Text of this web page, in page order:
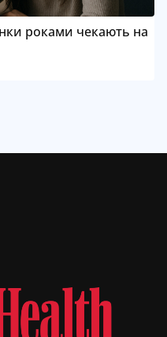
роками чекають на